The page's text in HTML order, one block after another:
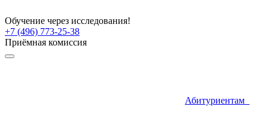
Обучение через исследования!
+7 (496) 773-25-38
Приёмная комиссия
Абитуриентам